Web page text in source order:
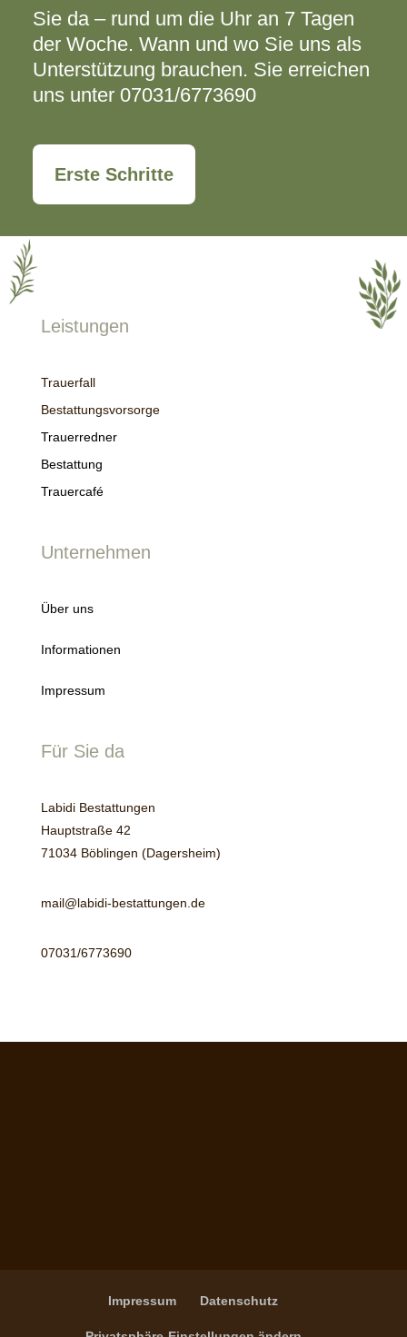
Sie da – rund um die Uhr an 7 Tagen
der Woche. Wann und wo Sie uns als
Unterstützung brauchen. Sie erreichen
uns unter 07031/6773690
Erste Schritte
Leistungen
Trauerfall
Bestattungsvorsorge
Trauerredner
Bestattung
Trauercafé
Unternehmen
Über uns
Informationen
Impressum
Für Sie da
Labidi Bestattungen
Hauptstraße 42
71034 Böblingen (Dagersheim)
mail@labidi-bestattungen.de
07031/6773690
Impressum Datenschutz